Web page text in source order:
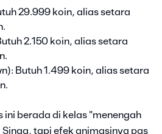
29.999 koin, alias setara
2.150 koin, alias setara
Butuh 1.499 koin, alias setara
ini berada di kelas "menengah
Singa, tapi efek animasinya pas